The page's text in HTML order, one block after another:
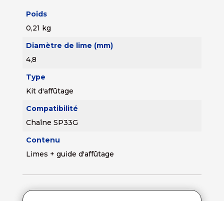
Poids
0,21 kg
Diamètre de lime (mm)
4,8
Type
Kit d'affûtage
Compatibilité
Chaîne SP33G
Contenu
Limes + guide d'affûtage